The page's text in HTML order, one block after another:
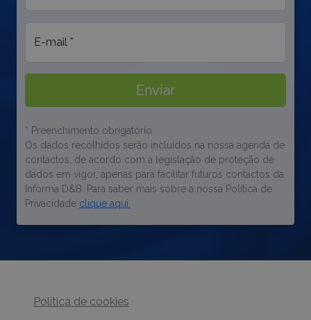
E-mail *
Enviar
* Preenchimento obrigatório
Os dados recolhidos serão incluídos na nossa agenda de
contactos, de acordo com a legislação de proteção de
dados em vigor, apenas para facilitar futuros contactos da
Informa D&B. Para saber mais sobre a nossa Política de
Privacidade clique aqui.
Política de cookies